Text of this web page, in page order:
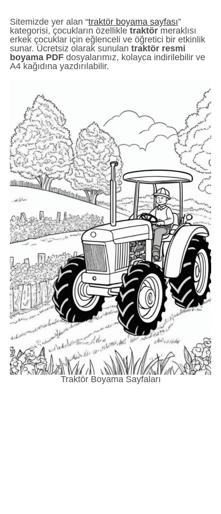
Sitemizde yer alan “traktör boyama sayfası”
kategorisi, çocukların özellikle traktör meraklısı
erkek çocuklar için eğlenceli ve öğretici bir etkinlik
sunar. Ücretsiz olarak sunulan traktör resmi
boyama PDF dosyalarımız, kolayca indirilebilir ve
A4 kağıdına yazdırılabilir.
Traktör Boyama Sayfaları